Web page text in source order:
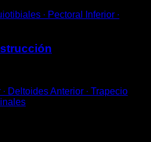
∙ Pectoral Inferior ∙
Deltoides Anterior ∙ Trapecio